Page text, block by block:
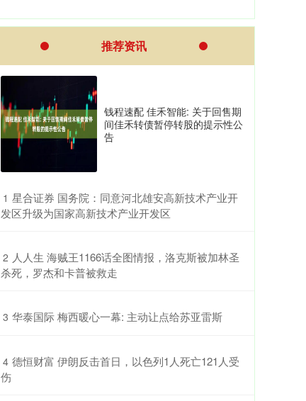
推荐资讯
钱程速配 佳禾智能: 关于回售期
间佳禾转债暂停转股的提示性公
告
1 ​星合证券 国务院：同意河北雄安高新技术产业开
发区升级为国家高新技术产业开发区
2 ​人人生 海贼王1166话全图情报，洛克斯被加林圣
杀死，罗杰和卡普被救走
3 ​华泰国际 梅西暖心一幕: 主动让点给苏亚雷斯
4 ​德恒财富 伊朗反击首日，以色列1人死亡121人受
伤